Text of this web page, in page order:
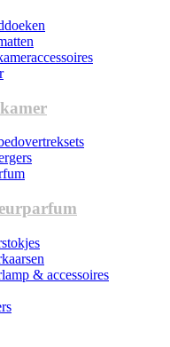
& accessoires